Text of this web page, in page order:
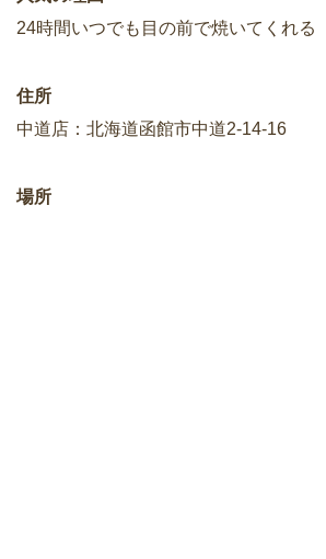
24時間いつでも目の前で焼いてくれる
住所
中道店：北海道函館市中道2-14-16
場所